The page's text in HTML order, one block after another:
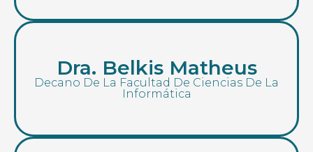
Dra. Belkis Matheus
Decano De La Facultad De Ciencias De La
Informática